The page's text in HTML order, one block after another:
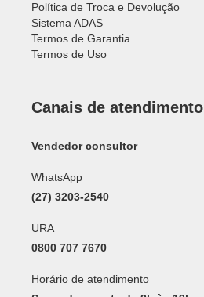
Política de Troca e Devolução
Sistema ADAS
Termos de Garantia
Termos de Uso
Canais de atendimento
Vendedor consultor
WhatsApp
(27) 3203-2540
URA
0800 707 7670
Horário de atendimento